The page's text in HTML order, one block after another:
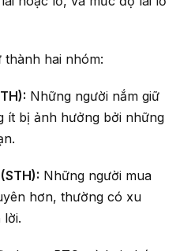
thành hai nhóm:
Những người nắm giữ
ít bị ảnh hưởng bởi những
Những người mua
hơn, thường có xu
lời.